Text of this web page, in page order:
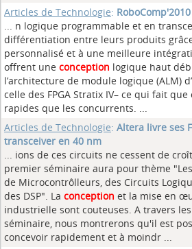
Articles de Technologie: RoboComp'2010
... n logique programmable et en
différentiation entre leurs produits
personnalisé et à une meilleure
offrent une conception logique haut
l’architecture de module logique (ALM)
celle des FPGA Stratix IV– ce qui fait que
rapides que les concurrents. ...
Articles de Technologie: Altera livre ses
transceiver en 40 nm
... ions de ces circuits ne cessent de
premier séminaire aura pour thème
de Microcontrôlleurs, des Circuits
des DSP". La conception et la mise en
industrielle sont couteuses. A travers
séminaire, nous montrerons qu'il est
concevoir rapidement et à moindr ...